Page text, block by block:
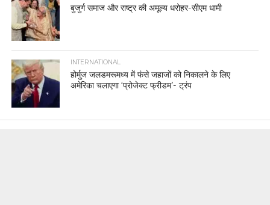
बुजुर्ग समाज और राष्ट्र की अमूल्य धरोहर-सीएम धामी
INTERNATIONAL
होर्मुज जलडमरूमध्य में फंसे जहाजों को निकालने के लिए
अमेरिका चलाएगा ‘प्रोजेक्ट फ्रीडम’- ट्रंप